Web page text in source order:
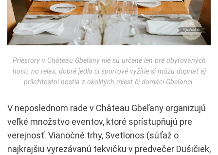
Priestory v Château Gbeľany nie sú určené len pre ubytovaných
hostí, no relax, dobré jedlo či športové vyžitie si môžu dopriať aj
príležitostní hostia z okolitých miest či domáci Gbeľanci.
V neposlednom rade v Château Gbeľany organizujú
veľké množstvo eventov, ktoré sprístupňujú pre
verejnosť. Vianočné trhy, Svetlonos (súťaž o
najkrajšiu vyrezávanú tekvičku v predvečer Dušičiek,